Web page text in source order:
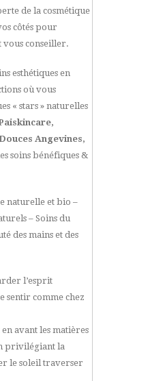
de la cosmétique
côtés pour
vous conseiller.
esthétiques en
où vous
« stars » naturelles
Angevines,
soins bénéfiques &
naturelle et bio –
– Soins du
des mains et des
l’esprit
sentir comme chez
avant les matières
privilégiant la
le soleil traverser